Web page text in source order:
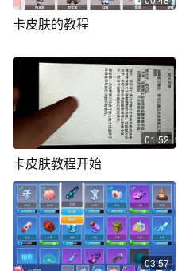
卡皮肤的教程
01:52
卡皮肤教程开始
03:57